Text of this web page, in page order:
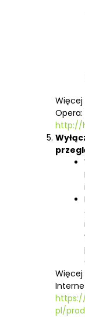
Opera:
http://
pl/